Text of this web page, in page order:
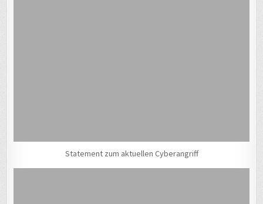
Statement zum aktuellen Cyberangriff